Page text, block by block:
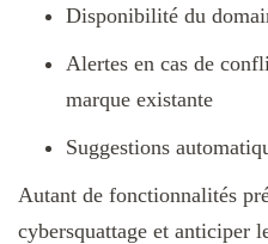
Disponibilité du
Alertes en cas de
marque existante
Suggestions
Autant de fonctionnalités
cybersquattage et anticiper